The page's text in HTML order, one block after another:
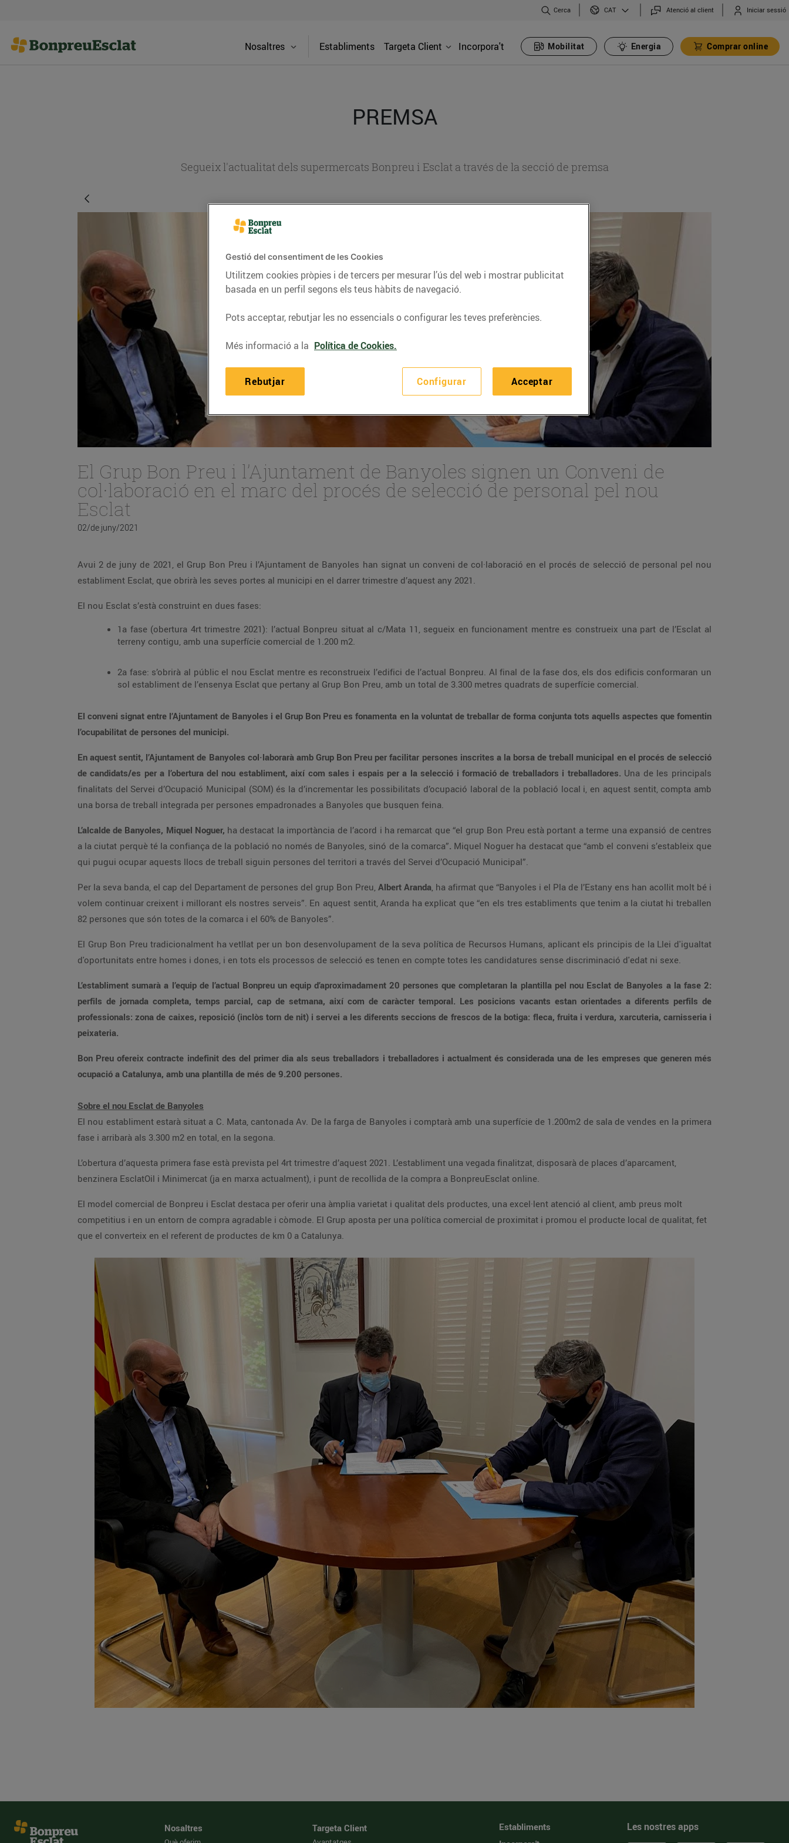
Cerca CAT Atenció al client Iniciar sessió
Nosaltres Establiments Targeta Client Incorpora't Mobilitat Energia Comprar online
PREMSA
Segueix l'actualitat dels supermercats Bonpreu i Esclat a través de la secció de premsa
El Grup Bon Preu i l’Ajuntament de Banyoles signen un Conveni de
col·laboració en el marc del procés de selecció de personal pel nou
Esclat
02/de juny/2021
Avui 2 de juny de 2021, el Grup Bon Preu i l’Ajuntament de Banyoles han signat un conveni de col·laboració en el procés de selecció de personal pel nou
establiment Esclat, que obrirà les seves portes al municipi en el darrer trimestre d’aquest any 2021.
El nou Esclat s’està construint en dues fases:
1a fase (obertura 4rt trimestre 2021): l’actual Bonpreu situat al c/Mata 11, segueix en funcionament mentre es construeix una part de l’Esclat al
terreny contigu, amb una superfície comercial de 1.200 m2.
2a fase: s’obrirà al públic el nou Esclat mentre es reconstrueix l’edifici de l’actual Bonpreu. Al final de la fase dos, els dos edificis conformaran un
sol establiment de l’ensenya Esclat que pertany al Grup Bon Preu, amb un total de 3.300 metres quadrats de superfície comercial.
El conveni signat entre l’Ajuntament de Banyoles i el Grup Bon Preu es fonamenta en la voluntat de treballar de forma conjunta tots aquells aspectes que fomentin
l’ocupabilitat de persones del municipi.
En aquest sentit, l’Ajuntament de Banyoles col·laborarà amb Grup Bon Preu per facilitar persones inscrites a la borsa de treball municipal en el procés de selecció
de candidats/es per a l’obertura del nou establiment, així com sales i espais per a la selecció i formació de treballadors i treballadores. Una de les principals
finalitats del Servei d’Ocupació Municipal (SOM) és la d’incrementar les possibilitats d’ocupació laboral de la població local i, en aquest sentit, compta amb
una borsa de treball integrada per persones empadronades a Banyoles que busquen feina.
L’alcalde de Banyoles, Miquel Noguer, ha destacat la importància de l’acord i ha remarcat que “el grup Bon Preu està portant a terme una expansió de centres
a la ciutat perquè té la confiança de la població no només de Banyoles, sinó de la comarca”. Miquel Noguer ha destacat que “amb el conveni s’estableix que
qui pugui ocupar aquests llocs de treball siguin persones del territori a través del Servei d’Ocupació Municipal”.
Per la seva banda, el cap del Departament de persones del grup Bon Preu, Albert Aranda, ha afirmat que “Banyoles i el Pla de l’Estany ens han acollit molt bé i
volem continuar creixent i millorant els nostres serveis”. En aquest sentit, Aranda ha explicat que “en els tres establiments que tenim a la ciutat hi treballen
82 persones que són totes de la comarca i el 60% de Banyoles”.
El Grup Bon Preu tradicionalment ha vetllat per un bon desenvolupament de la seva política de Recursos Humans, aplicant els principis de la Llei d'igualtat
d'oportunitats entre homes i dones, i en tots els processos de selecció es tenen en compte totes les candidatures sense discriminació d'edat ni sexe.
L’establiment sumarà a l’equip de l’actual Bonpreu un equip d’aproximadament 20 persones que completaran la plantilla pel nou Esclat de Banyoles a la fase 2:
perfils de jornada completa, temps parcial, cap de setmana, així com de caràcter temporal. Les posicions vacants estan orientades a diferents perfils de
professionals: zona de caixes, reposició (inclòs torn de nit) i servei a les diferents seccions de frescos de la botiga: fleca, fruita i verdura, xarcuteria, carnisseria i
peixateria.
Bon Preu ofereix contracte indefinit des del primer dia als seus treballadors i treballadores i actualment és considerada una de les empreses que generen més
ocupació a Catalunya, amb una plantilla de més de 9.200 persones.
Sobre el nou Esclat de Banyoles
El nou establiment estarà situat a C. Mata, cantonada Av. De la farga de Banyoles i comptarà amb una superfície de 1.200m2 de sala de vendes en la primera
fase i arribarà als 3.300 m2 en total, en la segona.
L’obertura d’aquesta primera fase està prevista pel 4rt trimestre d’aquest 2021. L’establiment una vegada finalitzat, disposarà de places d’aparcament,
benzinera EsclatOil i Minimercat (ja en marxa actualment), i punt de recollida de la compra a BonpreuEsclat online.
El model comercial de Bonpreu i Esclat destaca per oferir una àmplia varietat i qualitat dels productes, una excel·lent atenció al client, amb preus molt
competitius i en un entorn de compra agradable i còmode. El Grup aposta per una política comercial de proximitat i promou el producte local de qualitat, fet
que el converteix en el referent de productes de km 0 a Catalunya.
Nosaltres Targeta Client
Establiments
Les nostres apps
Gestió del consentiment de les Cookies
Utilitzem cookies pròpies i de tercers per mesurar l’ús del web i mostrar publicitat
basada en un perfil segons els teus hàbits de navegació.
Pots acceptar, rebutjar les no essencials o configurar les teves preferències.
Més informació a la Política de Cookies.
Configurar
Rebutjar Acceptar